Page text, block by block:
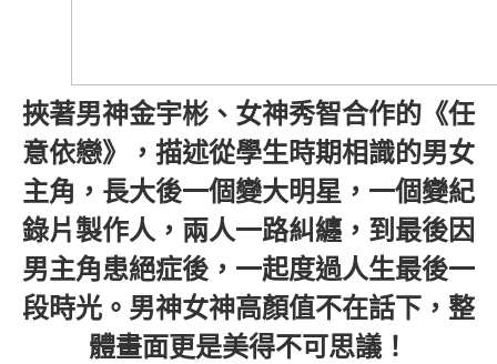
挾著男神金宇彬、女神秀智合作的《任
意依戀》，描述從學生時期相識的男女
主角，長大後一個變大明星，一個變紀
錄片製作人，兩人一路糾纏，到最後因
男主角患絕症後，一起度過人生最後一
段時光。男神女神高顏值不在話下，整
體畫面更是美得不可思議！